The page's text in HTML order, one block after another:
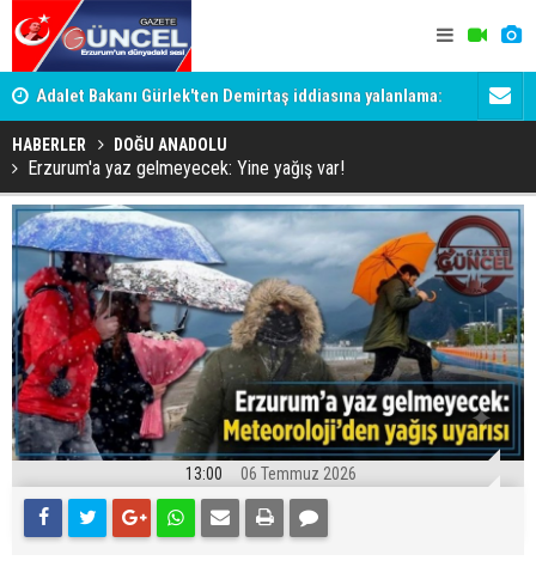
Adalet Bakanı Gürlek'ten Demirtaş iddiasına yalanlama:
Böyle bir açıklama yapmadım
Dadaş
HABERLER DOĞU ANADOLU
Erzurum'a yaz gelmeyecek: Yine yağış var!
13:00 06 Temmuz 2026